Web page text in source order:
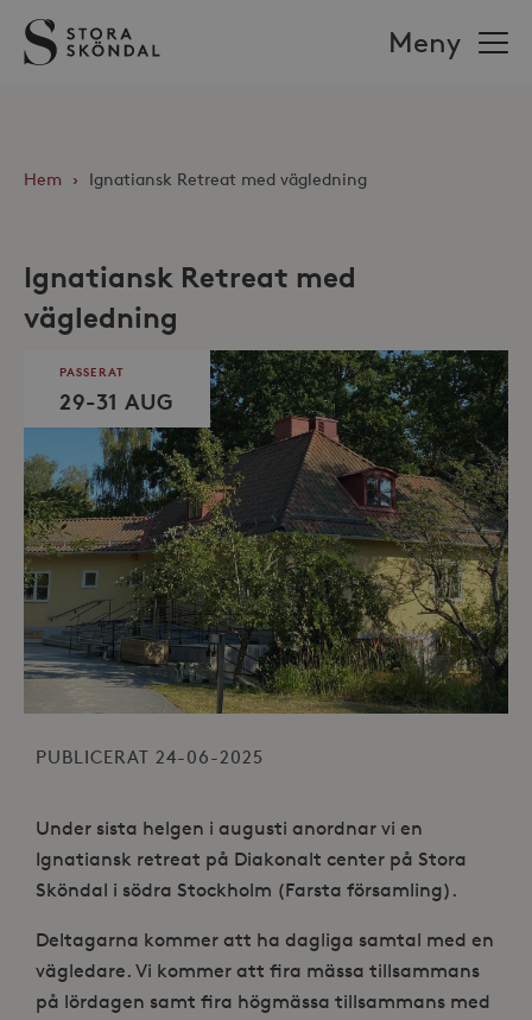
Stora
Sköndal
Meny
Hem › Ignatiansk Retreat med vägledning
Ignatiansk Retreat med
vägledning
PASSERAT
29-31 AUG
PUBLICERAT 24-06-2025
Under sista helgen i augusti anordnar vi en
Ignatiansk retreat på Diakonalt center på Stora
Sköndal i södra Stockholm (Farsta församling).
Deltagarna kommer att ha dagliga samtal med en
vägledare. Vi kommer att fira mässa tillsammans
på lördagen samt fira högmässa tillsammans med